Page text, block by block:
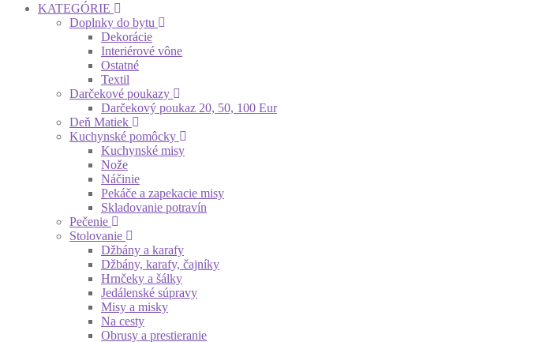
KATEGÓRIE
Doplnky do bytu
Dekorácie
Interiérové vône
Ostatné
Textil
Darčekové poukazy
Darčekový poukaz 20, 50, 100 Eur
Deň Matiek
Kuchynské pomôcky
Kuchynské misy
Nože
Náčinie
Pekáče a zapekacie misy
Skladovanie potravín
Pečenie
Stolovanie
Džbány a karafy
Džbány, karafy, čajníky
Hrnčeky a šálky
Jedálenské súpravy
Misy a misky
Na cesty
Obrusy a prestieranie